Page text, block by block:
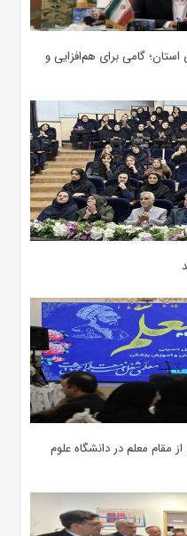
گامی برای هم‌افزایی و
مقام معلم در دانشگاه علوم